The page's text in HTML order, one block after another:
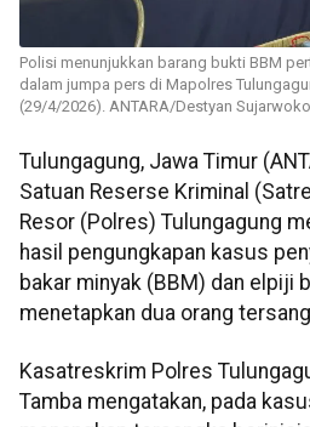
Polisi menunjukkan barang bukti BBM
dalam jumpa pers di Mapolres
(29/4/2026). ANTARA/Destyan
Tulungagung, Jawa Timur
Satuan Reserse Kriminal
Resor (Polres) Tulungagung
hasil pengungkapan kasus
bakar minyak (BBM) dan elpiji
menetapkan dua orang
Kasatreskrim Polres
Tamba mengatakan, pada